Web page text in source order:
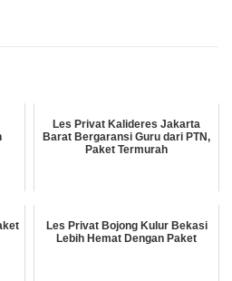
Les Privat Kalideres Jakarta
Barat Bergaransi Guru dari PTN,
Paket Termurah
Les Privat Bojong Kulur Bekasi
Lebih Hemat Dengan Paket